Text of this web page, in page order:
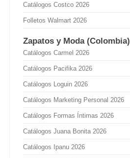
Catálogos Costco 2026
Folletos Walmart 2026
Zapatos y Moda (Colombia)
Catálogos Carmel 2026
Catálogos Pacifika 2026
Catálogos Loguin 2026
Catálogos Marketing Personal 2026
Catálogos Formas Íntimas 2026
Catálogos Juana Bonita 2026
Catálogos Ipanu 2026